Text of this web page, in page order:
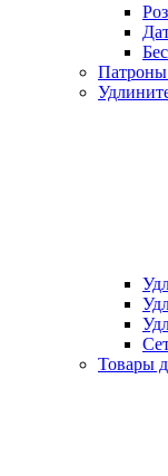
Патроны
Товары